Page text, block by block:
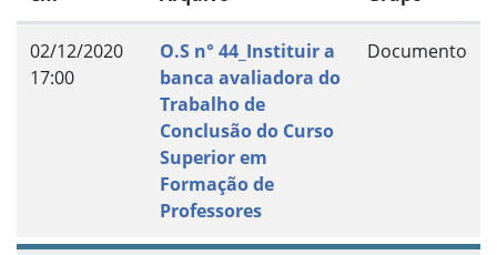
02/12/2020
17:00
O.S n° 44_Instituir a
banca avaliadora do
Trabalho de
Conclusão do Curso
Superior em
Formação de
Professores
Documento